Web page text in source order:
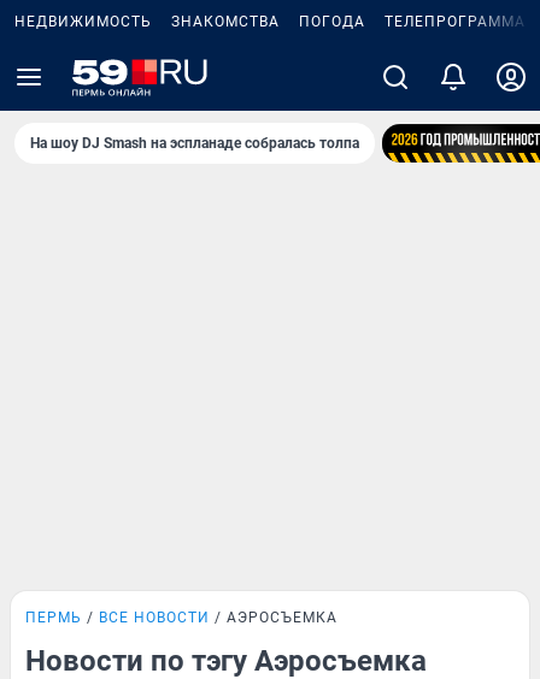
НЕДВИЖИМОСТЬ ЗНАКОМСТВА ПОГОДА ТЕЛЕПРОГРАММА
На шоу DJ Smash на эспланаде собралась толпа
ПЕРМЬ ВСЕ НОВОСТИ АЭРОСЪЕМКА
Новости по тэгу Аэросъемка